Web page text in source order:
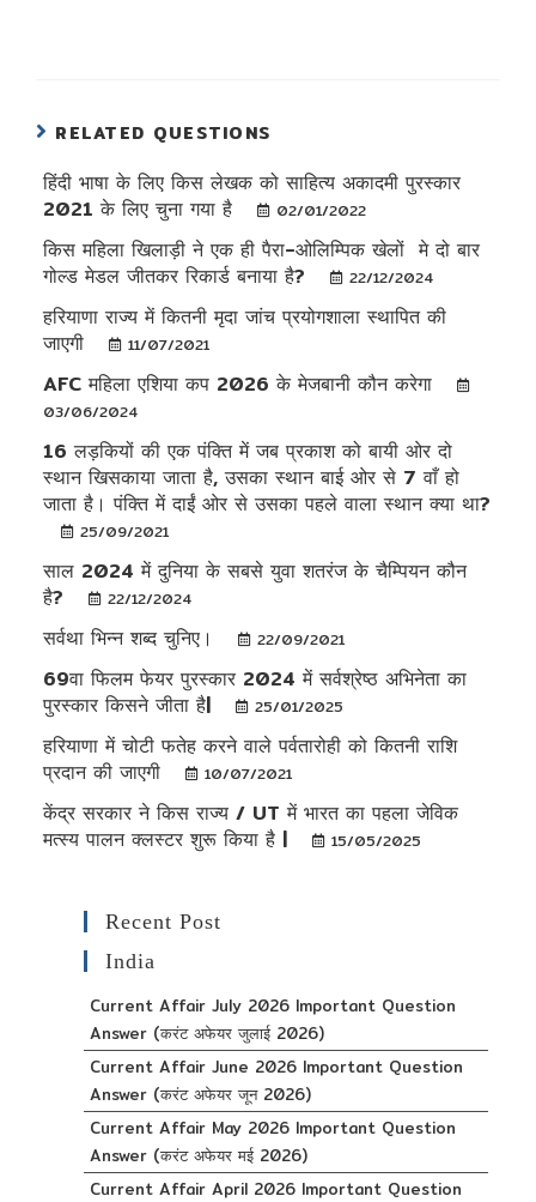
RELATED QUESTIONS
हिंदी भाषा के लिए किस लेखक को साहित्य अकादमी पुरस्कार
2021 के लिए चुना गया है
02/01/2022
किस महिला खिलाड़ी ने एक ही पैरा-ओलिम्पिक खेलों मे दो बार
गोल्ड मेडल जीतकर रिकार्ड बनाया है?
22/12/2024
हरियाणा राज्य में कितनी मृदा जांच प्रयोगशाला स्थापित की
जाएगी
11/07/2021
AFC महिला एशिया कप 2026 के मेजबानी कौन करेगा
03/06/2024
16 लड़कियों की एक पंक्ति में जब प्रकाश को बायी ओर दो
स्थान खिसकाया जाता है, उसका स्थान बाई ओर से 7 वाँ हो
जाता है। पंक्ति में दाईं ओर से उसका पहले वाला स्थान क्या था?
25/09/2021
साल 2024 में दुनिया के सबसे युवा शतरंज के चैम्पियन कौन
है?
22/12/2024
सर्वथा भिन्न शब्द चुनिए। 22/09/2021
69वा फिलम फेयर पुरस्कार 2024 में सर्वश्रेष्ठ अभिनेता का
पुरस्कार किसने जीता है|
25/01/2025
हरियाणा में चोटी फतेह करने वाले पर्वतारोही को कितनी राशि
प्रदान की जाएगी
10/07/2021
केंद्र सरकार ने किस राज्य / UT में भारत का पहला जेविक
मत्स्य पालन क्लस्टर शुरू किया है |
15/05/2025
Recent Post
India
Current Affair July 2026 Important Question
Answer (करंट अफेयर जुलाई 2026)
Current Affair June 2026 Important Question
Answer (करंट अफेयर जून 2026)
Current Affair May 2026 Important Question
Answer (करंट अफेयर मई 2026)
Current Affair April 2026 Important Question